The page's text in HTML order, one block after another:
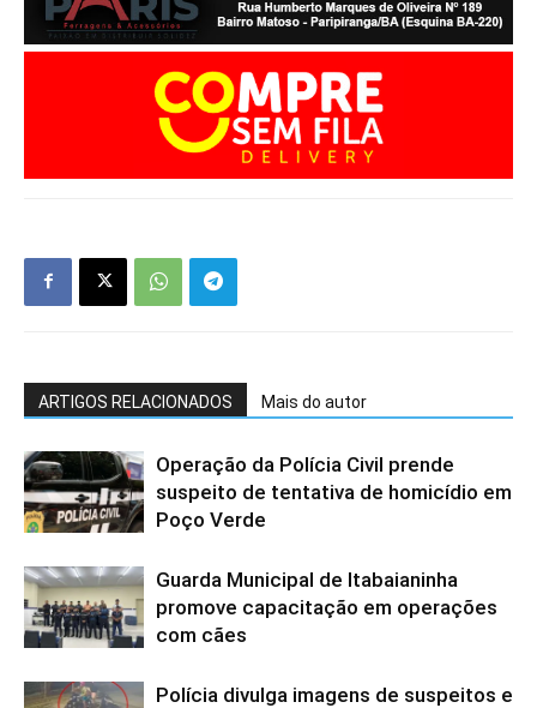
ARTIGOS RELACIONADOS Mais do autor
Operação da Polícia Civil prende
suspeito de tentativa de homicídio em
Poço Verde
Guarda Municipal de Itabaianinha
promove capacitação em operações
com cães
Polícia divulga imagens de suspeitos e